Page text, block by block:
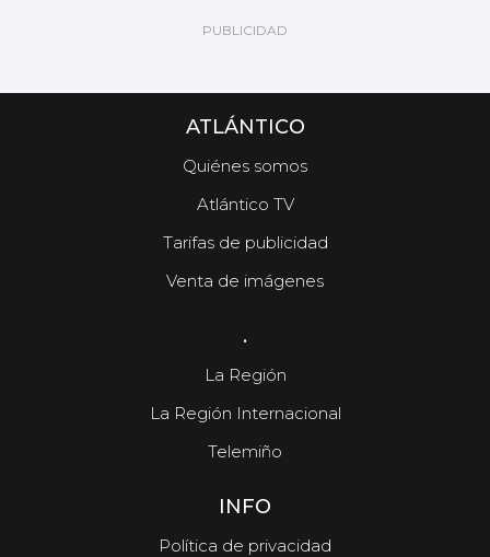
ATLÁNTICO
Quiénes somos
Atlántico TV
Tarifas de publicidad
Venta de imágenes
.
La Región
La Región Internacional
Telemiño
INFO
Política de privacidad